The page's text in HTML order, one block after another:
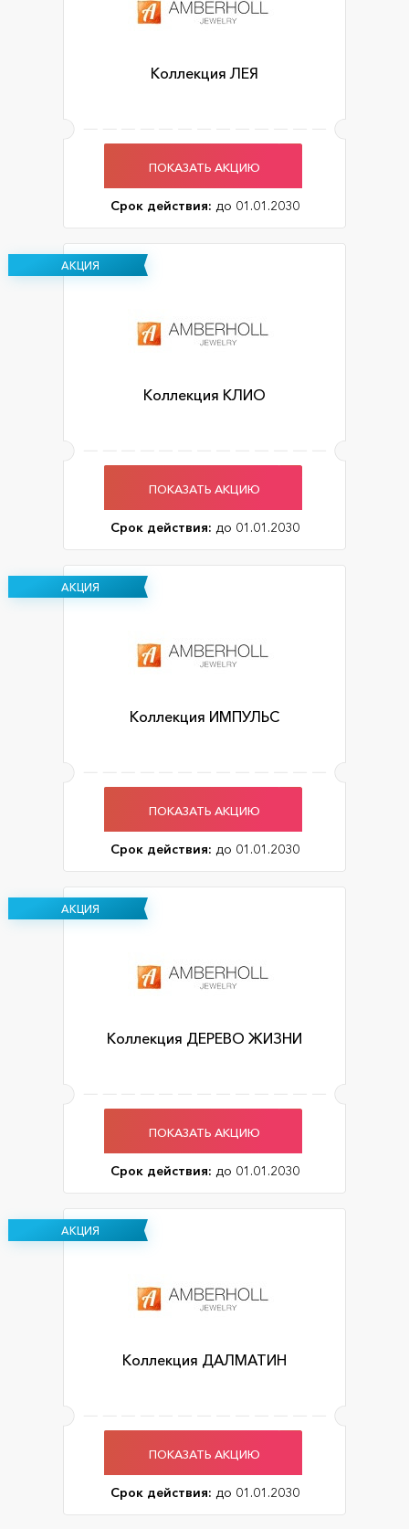
Коллекция ЛЕЯ
ПОКАЗАТЬ АКЦИЮ
Срок действия: до 01.01.2030
АКЦИЯ
Коллекция КЛИО
ПОКАЗАТЬ АКЦИЮ
Срок действия: до 01.01.2030
АКЦИЯ
Коллекция ИМПУЛЬС
ПОКАЗАТЬ АКЦИЮ
Срок действия: до 01.01.2030
АКЦИЯ
Коллекция ДЕРЕВО ЖИЗНИ
ПОКАЗАТЬ АКЦИЮ
Срок действия: до 01.01.2030
АКЦИЯ
Коллекция ДАЛМАТИН
ПОКАЗАТЬ АКЦИЮ
Срок действия: до 01.01.2030